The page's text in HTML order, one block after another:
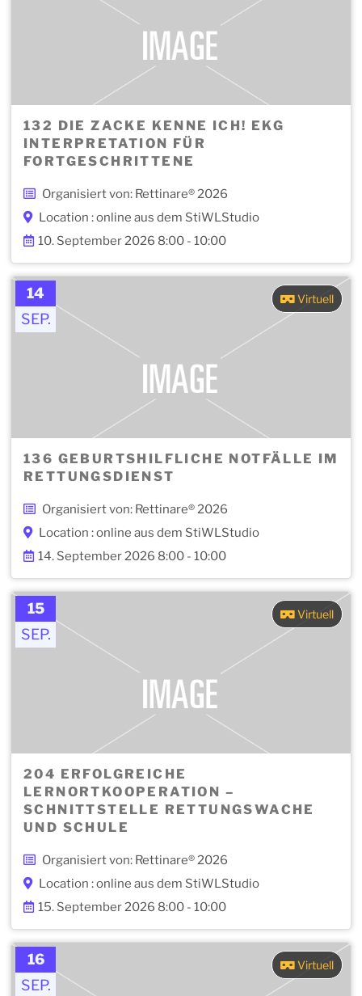
132 DIE ZACKE KENNE ICH! EKG
INTERPRETATION FÜR
FORTGESCHRITTENE
Organisiert von: Rettinare® 2026
Location : online aus dem StiWLStudio
10. September 2026 8:00 - 10:00
14
SEP.
Virtuell
136 GEBURTSHILFLICHE NOTFÄLLE IM
RETTUNGSDIENST
Organisiert von: Rettinare® 2026
Location : online aus dem StiWLStudio
14. September 2026 8:00 - 10:00
15
SEP.
Virtuell
204 ERFOLGREICHE
LERNORTKOOPERATION –
SCHNITTSTELLE RETTUNGSWACHE
UND SCHULE
Organisiert von: Rettinare® 2026
Location : online aus dem StiWLStudio
15. September 2026 8:00 - 10:00
16
SEP.
Virtuell